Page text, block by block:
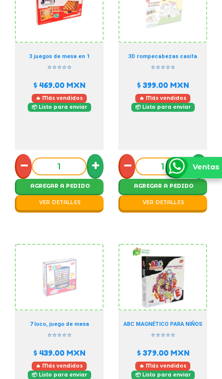
3 juegos de mesa en 1
⭐⭐⭐⭐⭐
$ 469.00 MXN
🔥 Más vendidos
📦 Listo para enviar
− +
AGREGAR A PEDIDO
VER DETALLES
3D rompecabezas casita
⭐⭐⭐⭐⭐
$ 399.00 MXN
🔥 Más vendidos
📦 Listo para enviar
− +
AGREGAR A PEDIDO
VER DETALLES
7 loco, juego de mesa
⭐⭐⭐⭐⭐
$ 439.00 MXN
🔥 Más vendidos
📦 Listo para enviar
ABC MAGNÉTICO PARA NIÑOS
⭐⭐⭐⭐⭐
$ 379.00MXN
🔥 Más vendidos
📦 Listo para enviar
Ventas